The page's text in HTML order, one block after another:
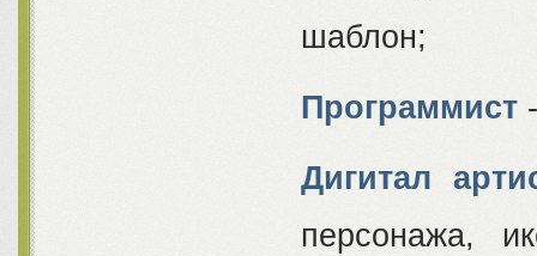
шаблон;
Программист
Дигитал
персонажа,